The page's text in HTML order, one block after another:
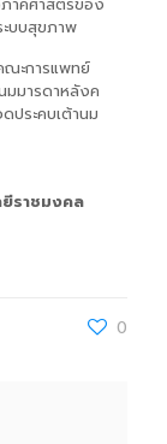
บบสุขภาพ
ะการแพทย์
มมารดาหลังค
ประคบเต้านม
ราชมงคล
0